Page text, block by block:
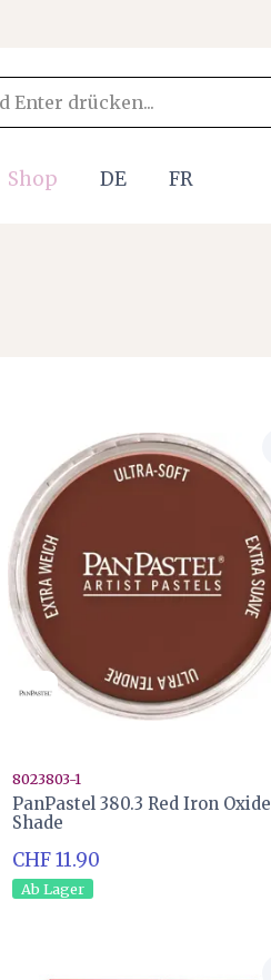
Shop DE FR
8023803-1
PanPastel 380.3 Red Iron Oxide
Shade
CHF 11.90
Ab Lager